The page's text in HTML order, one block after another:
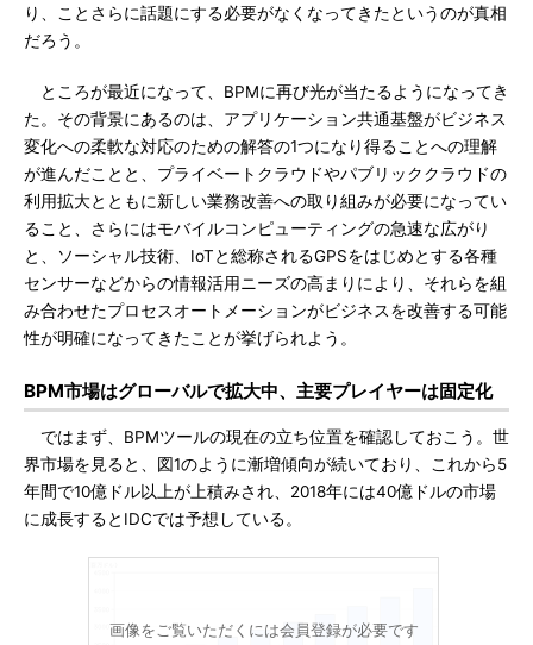
り、ことさらに話題にする必要がなくなってきたというのが真相
だろう。
ところが最近になって、BPMに再び光が当たるようになってき
た。その背景にあるのは、アプリケーション共通基盤がビジネス
変化への柔軟な対応のための解答の1つになり得ることへの理解
が進んだことと、プライベートクラウドやパブリッククラウドの
利用拡大とともに新しい業務改善への取り組みが必要になってい
ること、さらにはモバイルコンピューティングの急速な広がり
と、ソーシャル技術、IoTと総称されるGPSをはじめとする各種
センサーなどからの情報活用ニーズの高まりにより、それらを組
み合わせたプロセスオートメーションがビジネスを改善する可能
性が明確になってきたことが挙げられよう。
BPM市場はグローバルで拡大中、主要プレイヤーは固定化
ではまず、BPMツールの現在の立ち位置を確認しておこう。世
界市場を見ると、図1のように漸増傾向が続いており、これから5
年間で10億ドル以上が上積みされ、2018年には40億ドルの市場
に成長するとIDCでは予想している。
画像をご覧いただくには会員登録が必要です